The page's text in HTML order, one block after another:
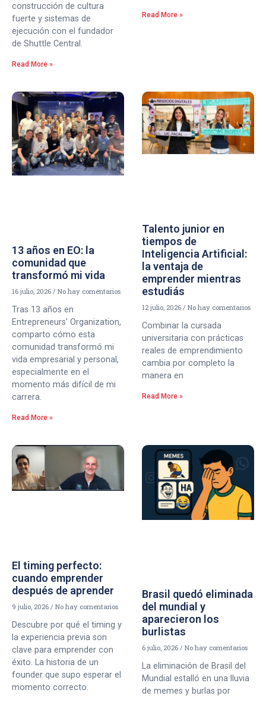
construcción de cultura
fuerte y sistemas de
ejecución con el fundador
de Shuttle Central.
Read More »
Read More »
13 años en EO: la
comunidad que
transformó mi vida
16 julio, 2026 No hay comentarios
Tras 13 años en
Entrepreneurs’ Organization,
comparto cómo esta
comunidad transformó mi
vida empresarial y personal,
especialmente en el
momento más difícil de mi
carrera.
Read More »
Talento junior en
tiempos de
Inteligencia Artificial:
la ventaja de
emprender mientras
estudiás
12 julio, 2026 No hay comentarios
Combinar la cursada
universitaria con prácticas
reales de emprendimiento
cambia por completo la
manera en
Read More »
El timing perfecto:
cuando emprender
después de aprender
9 julio, 2026 No hay comentarios
Descubre por qué el timing y
la experiencia previa son
clave para emprender con
éxito. La historia de un
founder que supo esperar el
momento correcto.
Brasil quedó eliminada
del mundial y
aparecieron los
burlistas
6 julio, 2026 No hay comentarios
La eliminación de Brasil del
Mundial estalló en una lluvia
de memes y burlas por